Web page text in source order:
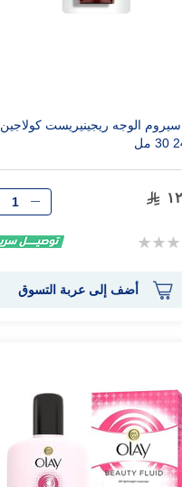
سيروم الوجه ريجينيريست كولاجين
الكمية
أضف إلى عربة التسوق